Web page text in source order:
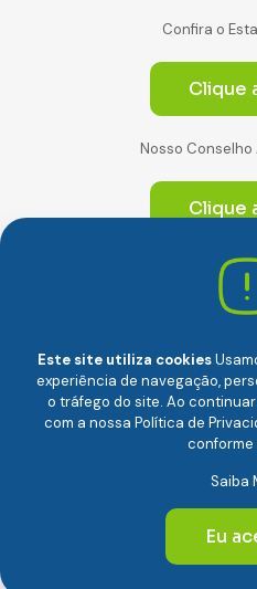
Confira o
Clique
Nosso
Clique
Av. Paulista, 2064.
CEP 01310-928
Câmara Brasileira da
Este site utiliza cookies
experiência de navegação,
o tráfego do site. Ao
com a nossa Política de
conforme
Saiba
Eu